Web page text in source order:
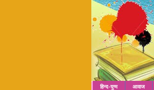
हिन्द-युग्म आवाज